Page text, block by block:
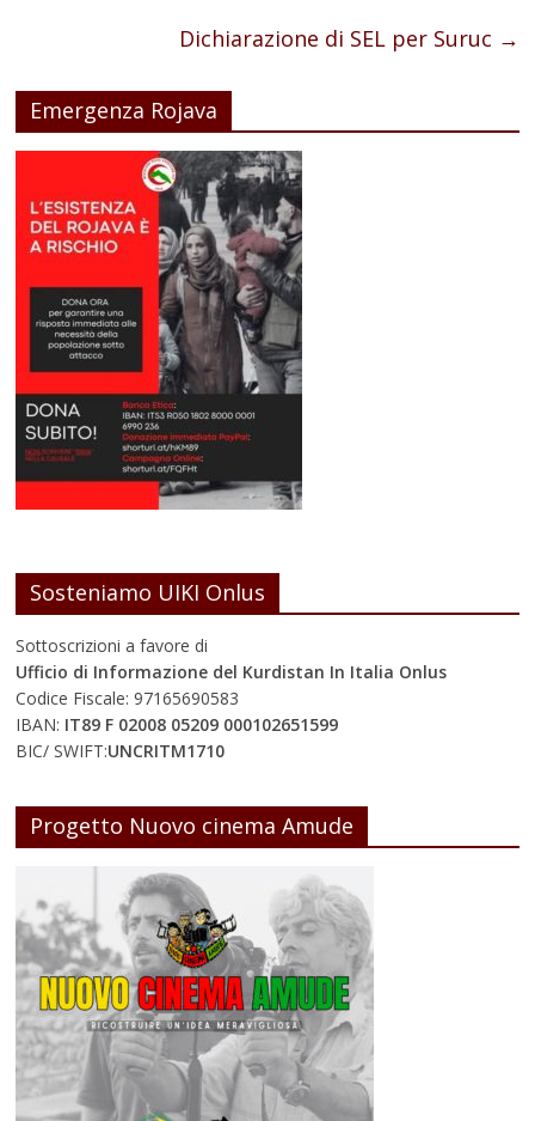
Dichiarazione di SEL per Suruc →
Emergenza Rojava
Sosteniamo UIKI Onlus
Sottoscrizioni a favore di
Ufficio di Informazione del Kurdistan In Italia Onlus
Codice Fiscale: 97165690583
IBAN: IT89 F 02008 05209 000102651599
BIC/ SWIFT:UNCRITM1710
Progetto Nuovo cinema Amude